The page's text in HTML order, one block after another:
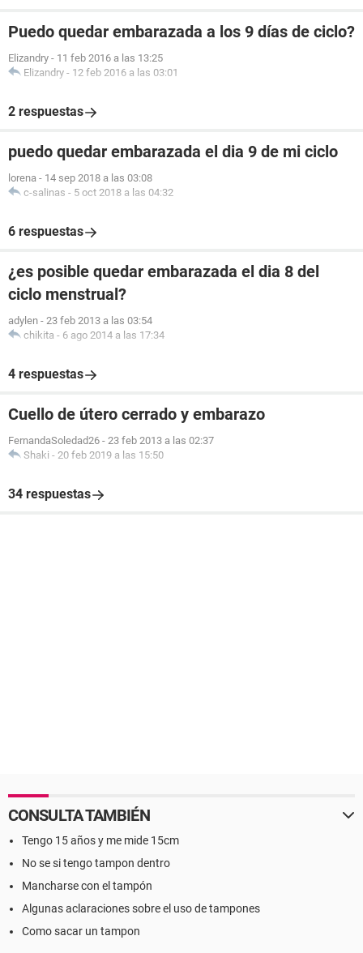
Puedo quedar embarazada a los 9 días de ciclo?
Elizandry - 11 feb 2016 a las 13:25
Elizandry - 12 feb 2016 a las 03:01
2 respuestas
puedo quedar embarazada el dia 9 de mi ciclo
lorena - 14 sep 2018 a las 03:08
c-salinas - 5 oct 2018 a las 04:32
6 respuestas
¿es posible quedar embarazada el dia 8 del
ciclo menstrual?
adylen - 23 feb 2013 a las 03:54
chikita - 6 ago 2014 a las 17:34
4 respuestas
Cuello de útero cerrado y embarazo
FernandaSoledad26 - 23 feb 2013 a las 02:37
Shaki - 20 feb 2019 a las 15:50
34 respuestas
CONSULTA TAMBIÉN
Tengo 15 años y me mide 15cm
No se si tengo tampon dentro
Mancharse con el tampón
Algunas aclaraciones sobre el uso de tampones
Como sacar un tampon